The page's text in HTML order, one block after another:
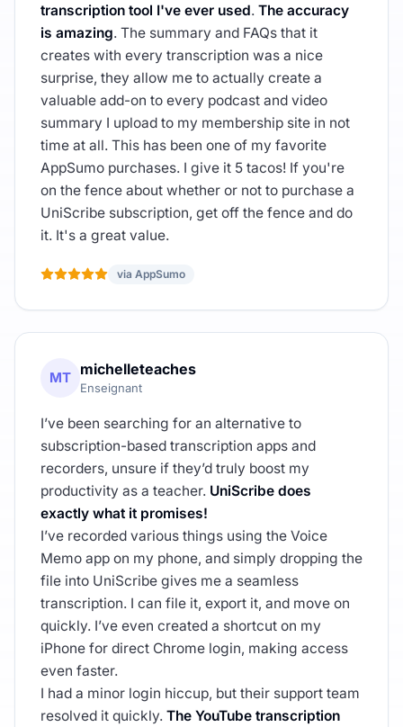
transcription tool I've ever used. The accuracy
is amazing. The summary and FAQs that it
creates with every transcription was a nice
surprise, they allow me to actually create a
valuable add-on to every podcast and video
summary I upload to my membership site in not
time at all. This has been one of my favorite
AppSumo purchases. I give it 5 tacos! If you're
on the fence about whether or not to purchase a
UniScribe subscription, get off the fence and do
it. It's a great value.
via AppSumo
MT michelleteaches
Enseignant
I’ve been searching for an alternative to
subscription-based transcription apps and
recorders, unsure if they’d truly boost my
productivity as a teacher. UniScribe does
exactly what it promises!
I’ve recorded various things using the Voice
Memo app on my phone, and simply dropping the
file into UniScribe gives me a seamless
transcription. I can file it, export it, and move on
quickly. I’ve even created a shortcut on my
iPhone for direct Chrome login, making access
even faster.
I had a minor login hiccup, but their support team
resolved it quickly. The YouTube transcription